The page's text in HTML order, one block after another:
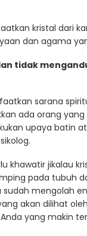
kristal dari
dan agama
tidak
sarana
ada orang
upaya batin
khawatir jikalau
pada tubuh
sudah mengolah
akan dilihat
yang makin